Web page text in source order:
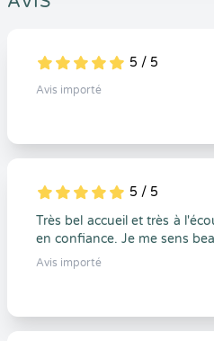
5
1
5
0 5 / 5
Avis importé
5
1
5
0 5 / 5
Très bel accueil et très à
en confiance. Je me sens
Avis importé